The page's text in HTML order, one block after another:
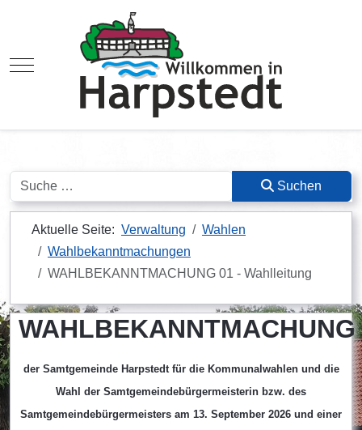
Mobile Menu Toggle
Suchen Suchen
Aktuelle Seite: Verwaltung
Wahlen
Wahlbekanntmachungen
WAHLBEKANNTMACHUNG 01 - Wahlleitung
WAHLBEKANNTMACHUNG
der Samtgemeinde Harpstedt für die Kommunalwahlen und die
Wahl der Samtgemeindebürgermeisterin bzw. des
Samtgemeindebürgermeisters am 13. September 2026 und einer